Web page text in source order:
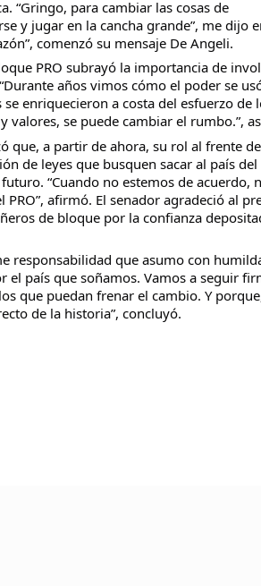
“Gringo, para cambiar las cosas de
y jugar en la cancha grande”, me dijo
comenzó su mensaje De Angeli.
PRO subrayó la importancia de
años vimos cómo el poder se
enriquecieron a costa del esfuerzo
valores, se puede cambiar el rumbo.”,
que, a partir de ahora, su rol al frente
de leyes que busquen sacar al país
“Cuando no estemos de
PRO”, afirmó. El senador agradeció al
de bloque por la confianza
responsabilidad que asumo con
el país que soñamos. Vamos a seguir
que puedan frenar el cambio. Y
de la historia”, concluyó.